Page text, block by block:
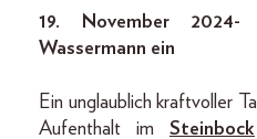
19. November
Wassermann ein
Ein unglaublich kraftvoller
Aufenthalt im Steinbock